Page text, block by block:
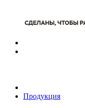
Продукция